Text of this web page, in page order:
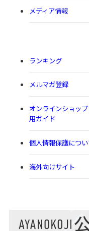
メディア情報
ランキング
メルマガ登録
オンラインショッ
用ガイド
個人情報保護につ
海外向けサイト